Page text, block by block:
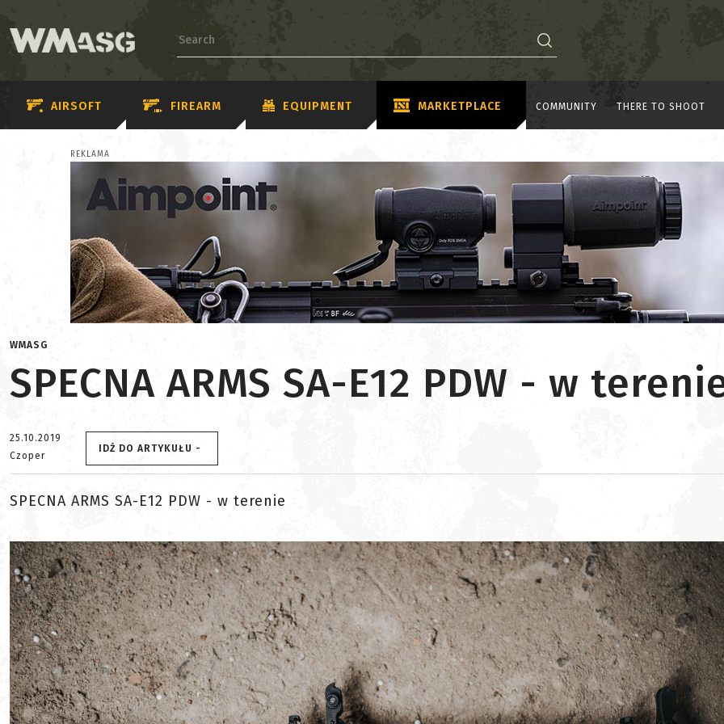
AIRSOFT FIREARM EQUIPMENT MARKETPLACE COMMUNITY THERE TO SHOOT
REKLAMA
WMASG
SPECNA ARMS SA-E12 PDW - w
25.10.2019
Czoper
IDŹ DO ARTYKUŁU -
SPECNA ARMS SA-E12 PDW - w terenie